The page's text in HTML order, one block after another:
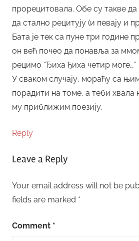
прорецитовала. Обе су такве
да стално рецитују (и певају и
Бата је тек са пуне три године
он већ почео да понавља за
рецимо “Ђиха ђиха четир моге…”
У сваком случају, мораћу са
порадити на томе, а теби хвала
му приближим поезију.
Reply
Leave a Reply
Your email address will not be
fields are marked *
Comment *